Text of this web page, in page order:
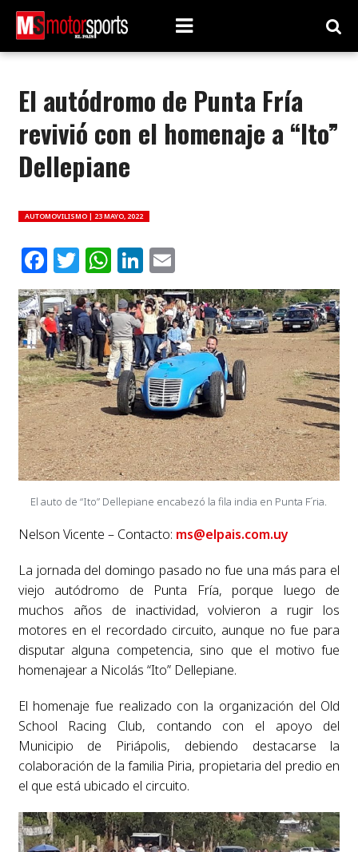
El autódromo de Punta Fría
revivió con el homenaje a “Ito”
Dellepiane
AUTOMOVILISMO | 23 MAYO, 2022
Facebook
Twitter
WhatsApp
LinkedIn
Email
El auto de “Ito” Dellepiane encabezó la fila india en Punta F´ria.
Nelson Vicente – Contacto: ms@elpais.com.uy
La jornada del domingo pasado no fue una más para el
viejo autódromo de Punta Fría, porque luego de
muchos años de inactividad, volvieron a rugir los
motores en el recordado circuito, aunque no fue para
disputar alguna competencia, sino que el motivo fue
homenajear a Nicolás “Ito” Dellepiane.
El homenaje fue realizado con la organización del Old
School Racing Club, contando con el apoyo del
Municipio de Piriápolis, debiendo destacarse la
colaboración de la familia Piria, propietaria del predio en
el que está ubicado el circuito.